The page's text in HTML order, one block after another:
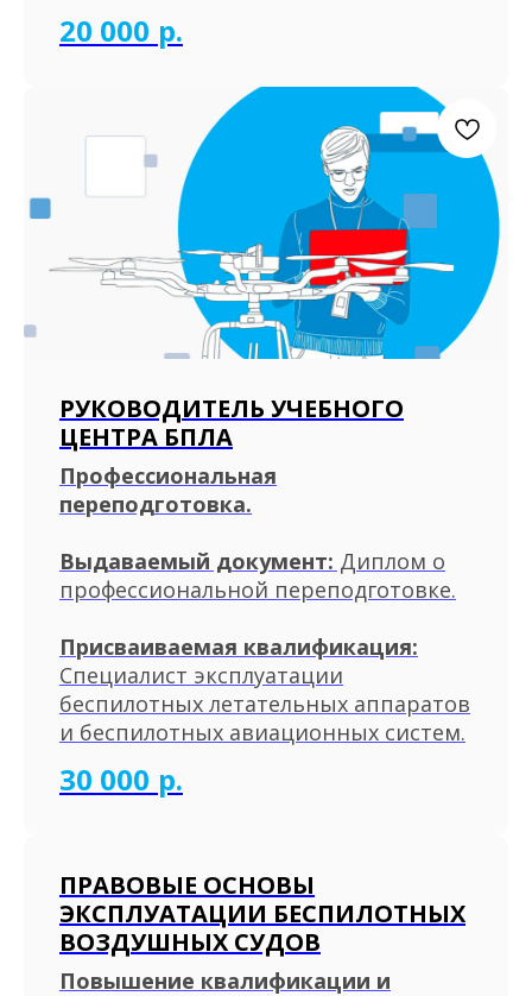
20 000 р.
РУКОВОДИТЕЛЬ УЧЕБНОГО
ЦЕНТРА БПЛА
Профессиональная
переподготовка.
Выдаваемый документ: Диплом о
профессиональной переподготовке.
Присваиваемая квалификация:
Специалист эксплуатации
беспилотных летательных аппаратов
и беспилотных авиационных систем.
30 000 р.
ПРАВОВЫЕ ОСНОВЫ
ЭКСПЛУАТАЦИИ БЕСПИЛОТНЫХ
ВОЗДУШНЫХ СУДОВ
Повышение квалификации и